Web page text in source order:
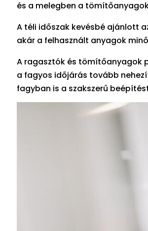
és a melegben a
A téli időszak kevésbé ajánlott
akár a felhasznált anyagok
A ragasztók és tömítőanyagok
a fagyos időjárás tovább
fagyban is a szakszerű